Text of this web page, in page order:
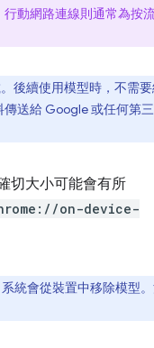
動網路連線則通常為按
後續使用模型時，不需
送給 Google 或任何第三
切大小可能會有所
on-device-
統會從裝置中移除模型